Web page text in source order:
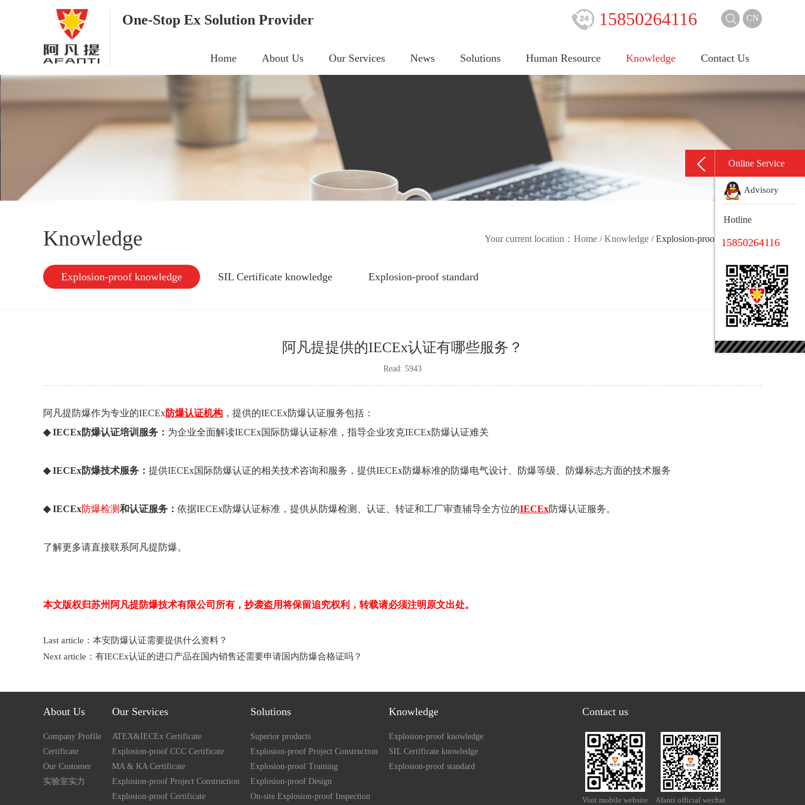
One-Stop Ex Solution Provider 15850264116 CN
Home About Us Our Services News Solutions Human Resource Knowledge Contact Us
Knowledge Your current location： Home /Knowledge /Explosion-proof knowledge
Explosion-proof knowledge SIL Certificate knowledge Explosion-proof standard
阿凡提提供的IECEx认证有哪些服务？
Read: 5943
阿凡提防爆作为专业的IECEx防爆认证机构 ，提供的IECEx防爆认证服务包括：
◆ IECEx防爆认证培训服务： 为企业全面解读IECEx国际防爆认证标准，指导企业攻克IECEx防爆认证难关
◆IECEx防爆技术服务： 提供IECEx国际防爆认证的相关技术咨询和服务，提供IECEx防爆标准的防爆电气设计、防爆等级、防爆标志方面的技术服务
◆IECEx防爆检测和认证服务： 依据IECEx防爆认证标准，提供从防爆检测、认证、转证和工厂审查辅导全方位的IECEx防爆认证服务。
了解更多请直接联系阿凡提防爆。
本文版权归苏州阿凡提防爆技术有限公司所有，抄袭盗用将保留追究权利，转载请必须注明原文出处。
Last article： 本安防爆认证需要提供什么资料？
Next article： 有IECEx认证的进口产品在国内销售还需要申请国内防爆合格证吗？
About Us
Company Profile
Certificate
Our Customer
实验室实力
Our Services
ATEX&IECEx Certificate
Explosion-proof CCC Certificate
MA & KA Certificate
Explosion-proof Project Construction
Explosion-proof Certificate
Solutions
Superior products
Explosion-proof Project Construction
Explosion-proof Training
Explosion-proof Design
On-site Explosion-proof Inspection
Knowledge
Explosion-proof knowledge
SIL Certificate knowledge
Explosion-proof standard
Contact us
Visit mobile website Afanti official wechat
Online Service
Advisory
Hotline
15850264116